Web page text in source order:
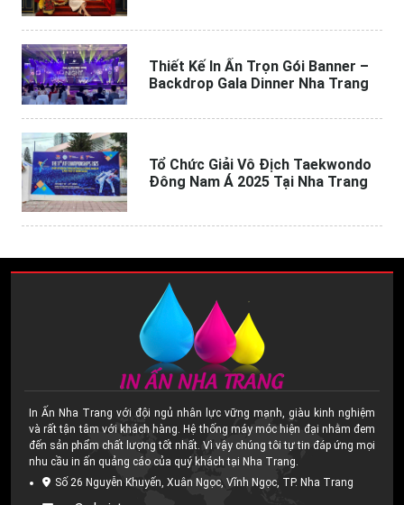
Thiết Kế In Ấn Trọn Gói Banner –
Backdrop Gala Dinner Nha Trang
Tổ Chức Giải Vô Địch Taekwondo
Đông Nam Á 2025 Tại Nha Trang
In Ấn Nha Trang với đội ngủ nhân lực vững mạnh, giàu kinh nghiệm
và rất tận tâm với khách hàng. Hệ thống máy móc hiện đại nhằm đem
đến sản phẩm chất lượng tốt nhất. Vì vậy chúng tôi tự tin đáp ứng mọi
nhu cầu in ấn quảng cáo của quý khách tại Nha Trang.
Số 26 Nguyễn Khuyến, Xuân Ngọc, Vĩnh Ngọc, TP. Nha Trang